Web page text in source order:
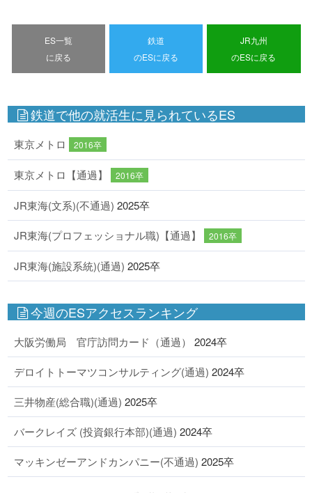
ES一覧
に戻る
鉄道
のESに戻る
JR九州
のESに戻る
鉄道で他の就活生に見られているES
東京メトロ 2016卒
東京メトロ【通過】 2016卒
JR東海(文系)(不通過) 2025卒
JR東海(プロフェッショナル職)【通過】 2016卒
JR東海(施設系統)(通過) 2025卒
今週のESアクセスランキング
大阪労働局 官庁訪問カード（通過） 2024卒
デロイトトーマツコンサルティング(通過) 2024卒
三井物産(総合職)(通過) 2025卒
バークレイズ (投資銀行本部)(通過) 2024卒
マッキンゼーアンドカンパニー(不通過) 2025卒